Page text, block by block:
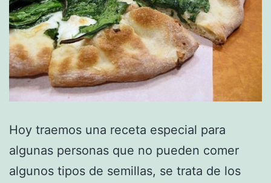
Hoy traemos una receta especial para
algunas personas que no pueden comer
algunos tipos de semillas, se trata de los